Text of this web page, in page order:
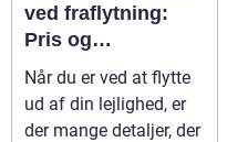
ved fraflytning:
Pris og
overvejelser
Når du er ved at flytte
ud af din lejlighed, er
der mange detaljer, der